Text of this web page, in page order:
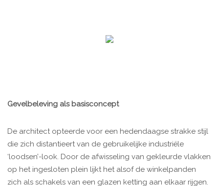
Gevelbeleving als basisconcept
De architect opteerde voor een hedendaagse strakke stijl
die zich distantieert van de gebruikelijke industriële
‘loodsen’-look. Door de afwisseling van gekleurde vlakken
op het ingesloten plein lijkt het alsof de winkelpanden
zich als schakels van een glazen ketting aan elkaar rijgen.